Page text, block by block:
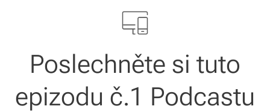
Poslechněte si tuto
epizodu č.1 Podcastu